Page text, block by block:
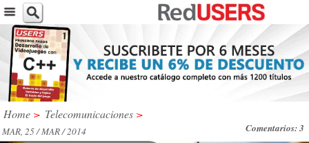
Home > Telecomunicaciones >
Comentarios: 3
MAR, 25 / MAR / 2014